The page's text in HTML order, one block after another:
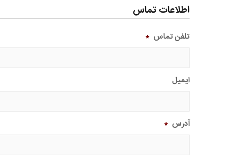
اطلاعات تماس
تلفن تماس *
ایمیل
آدرس *